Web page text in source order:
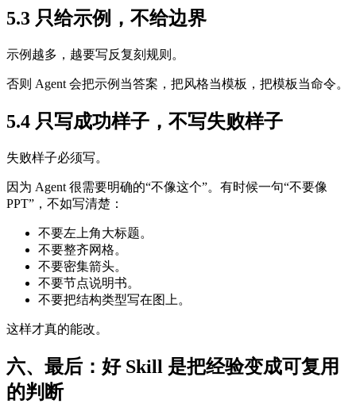
5.3 只给示例，不给边界
示例越多，越要写反复刻规则。
否则 Agent 会把示例当答案，把风格当模板，把模板当命令。
5.4 只写成功样子，不写失败样子
失败样子必须写。
因为 Agent 很需要明确的“不像这个”。有时候一句“不要像
PPT”，不如写清楚：
不要左上角大标题。
不要整齐网格。
不要密集箭头。
不要节点说明书。
不要把结构类型写在图上。
这样才真的能改。
六、最后：好 Skill 是把经验变成可复用
的判断